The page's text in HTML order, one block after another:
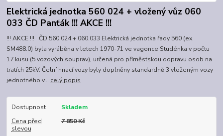
Elektrická jednotka 560 024 + vložený vůz 060
033 ČD Panťák !!! AKCE !!!
!!! AKCE !!! ČD 560.024 + 060.033 Elektrická jednotka řady 560 (ex.
SM488.0) byla vyráběna v letech 1970-71 ve vagonce Studénka v počtu
17 kusu (5 vozových souprav), určená pro příměstskou dopravu osob na
tratích 25kV. Čelní hnací vozy byly doplněny standardně 3 vloženým vozy
jednotného v... celý popis
Dostupnost
Skladem
Cena před
slevou
7 850 Kč